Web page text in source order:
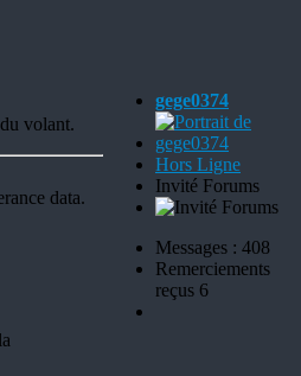
volant.
data.
gege0374
Hors Ligne
Invité Forums
Messages : 408
Remerciements
reçus 6